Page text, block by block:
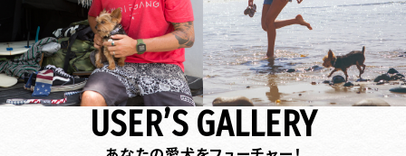
USER’S GALLERY